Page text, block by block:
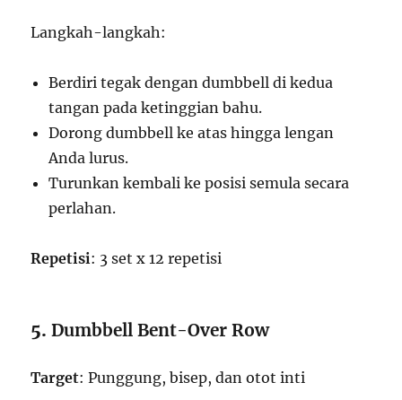
Langkah-langkah:
Berdiri tegak dengan dumbbell di kedua
tangan pada ketinggian bahu.
Dorong dumbbell ke atas hingga lengan
Anda lurus.
Turunkan kembali ke posisi semula secara
perlahan.
Repetisi: 3 set x 12 repetisi
5.Dumbbell Bent-Over Row
Target: Punggung, bisep, dan otot inti